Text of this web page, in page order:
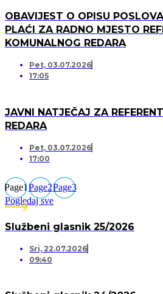
OBAVIJEST O OPISU
PLAĆI ZA RADNO MJESTO
KOMUNALNOG REDARA
Pet, 03.07.2026
17:05
JAVNI NATJEČAJ ZA
REDARA
Pet, 03.07.2026
17:00
Page1Page2Page3
Pogledaj sve
Službeni glasnik 25/2026
Sri, 22.07.2026
09:40